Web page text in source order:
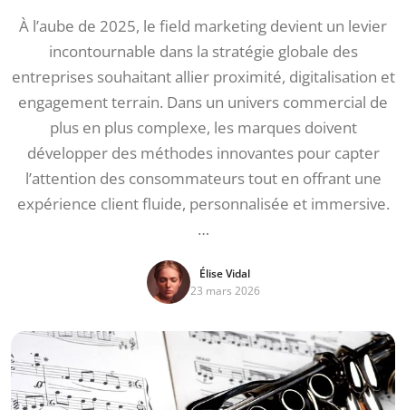
À l’aube de 2025, le field marketing devient un levier
incontournable dans la stratégie globale des
entreprises souhaitant allier proximité, digitalisation et
engagement terrain. Dans un univers commercial de
plus en plus complexe, les marques doivent
développer des méthodes innovantes pour capter
l’attention des consommateurs tout en offrant une
expérience client fluide, personnalisée et immersive.
…
Élise Vidal
23 mars 2026